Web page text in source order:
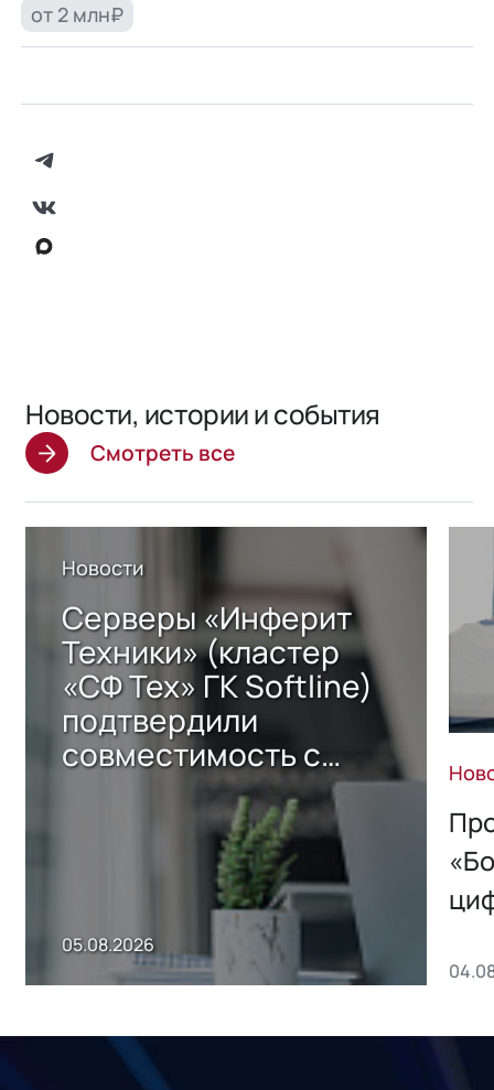
от 2 млн₽
Новости, истории и события
Смотреть все
Новости
Серверы «Инферит
Техники» (кластер
«СФ Тех» ГК Softline)
подтвердили
совместимость с
решением Sharx
Storage 2.x для
хранения данных
05.08.2026